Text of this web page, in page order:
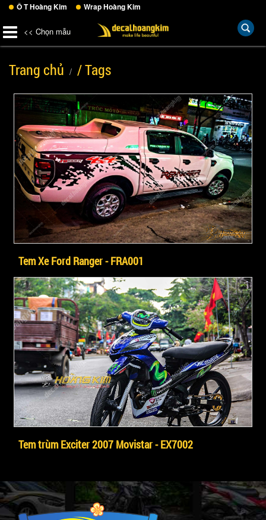
Ô T Hoàng Kim Wrap Hoàng Kim
<< Chọn mẫu
Trang chủ / Tags
Tem Xe Ford Ranger - FRA001
Tem trùm Exciter 2007 Movistar - EX7002